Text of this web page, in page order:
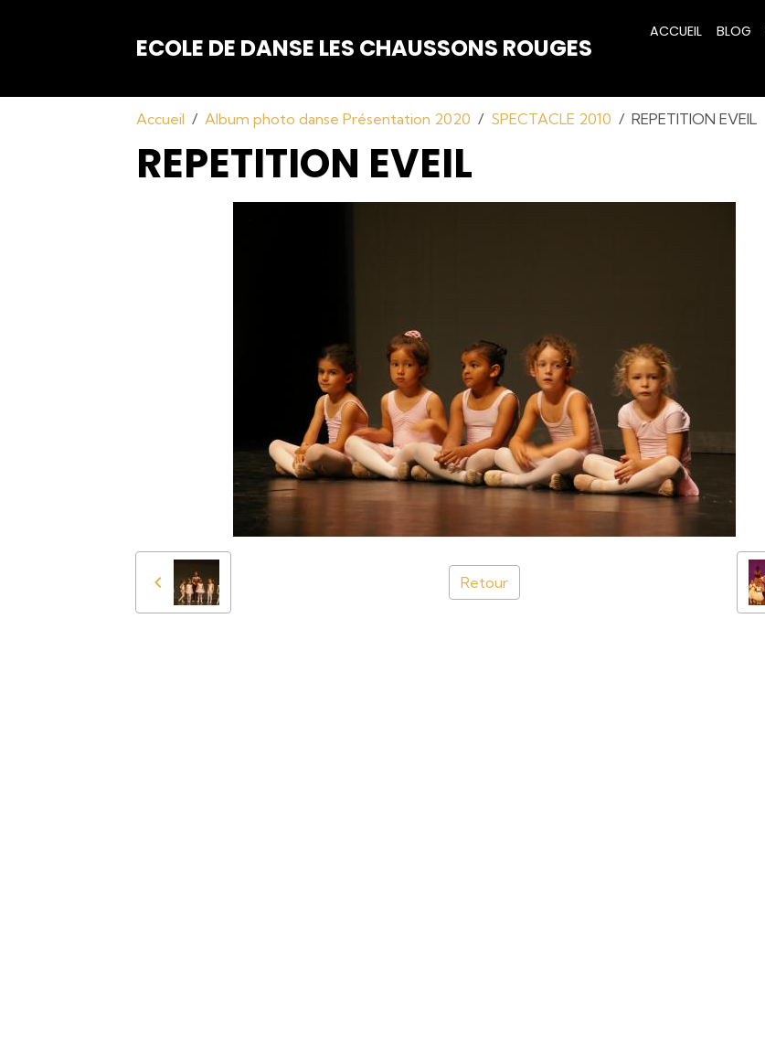
ECOLE DE DANSE LES CHAUSSONS ROUGES
ACCUEIL BLOG
Accueil Album photo danse Présentation 2020 SPECTACLE 2010 REPETITION EVEIL
REPETITION EVEIL
Retour